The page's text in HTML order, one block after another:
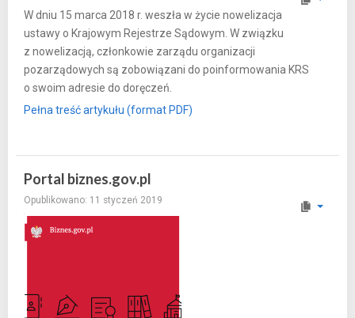
W dniu 15 marca 2018 r. weszła w życie nowelizacja
ustawy o Krajowym Rejestrze Sądowym. W związku
z nowelizacją, członkowie zarządu organizacji
pozarządowych są zobowiązani do poinformowania KRS
o swoim adresie do doręczeń.
Pełna treść artykułu (format PDF)
Portal biznes.gov.pl
Opublikowano: 11 styczeń 2019